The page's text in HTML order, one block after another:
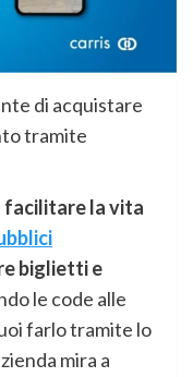
di acquistare
tramite
facilitare la vita
biglietti e
le code alle
farlo tramite lo
mira a